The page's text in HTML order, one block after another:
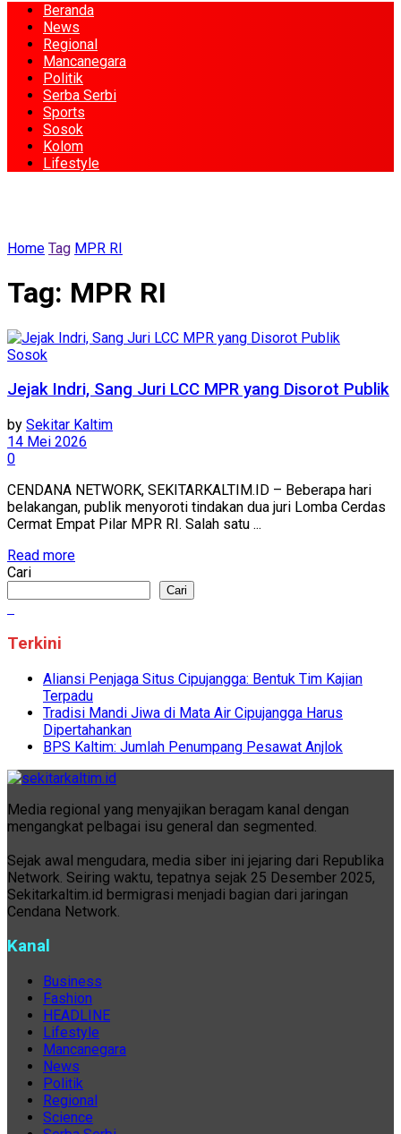
Beranda
News
Regional
Mancanegara
Politik
Serba Serbi
Sports
Sosok
Kolom
Lifestyle
Home Tag MPR RI
Tag: MPR RI
Sosok
Jejak Indri, Sang Juri LCC MPR yang Disorot Publik
by Sekitar Kaltim
14 Mei 2026
0
CENDANA NETWORK, SEKITARKALTIM.ID – Beberapa hari
belakangan, publik menyoroti tindakan dua juri Lomba Cerdas
Cermat Empat Pilar MPR RI. Salah satu ...
Read more
Cari
Cari
Terkini
Aliansi Penjaga Situs Cipujangga: Bentuk Tim Kajian
Terpadu
Tradisi Mandi Jiwa di Mata Air Cipujangga Harus
Dipertahankan
BPS Kaltim: Jumlah Penumpang Pesawat Anjlok
Media regional yang menyajikan beragam kanal dengan
mengangkat pelbagai isu general dan segmented.
Sejak awal mengudara, media siber ini jejaring dari Republika
Network. Seiring waktu, tepatnya sejak 25 Desember 2025,
Sekitarkaltim.id bermigrasi menjadi bagian dari jaringan
Cendana Network.
Kanal
Business
Fashion
HEADLINE
Lifestyle
Mancanegara
News
Politik
Regional
Science